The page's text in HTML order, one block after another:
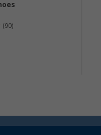
(90)